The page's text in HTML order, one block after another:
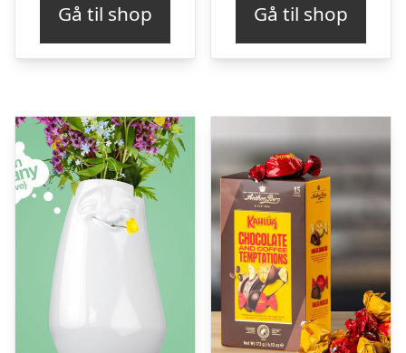
Gå til shop Gå til shop